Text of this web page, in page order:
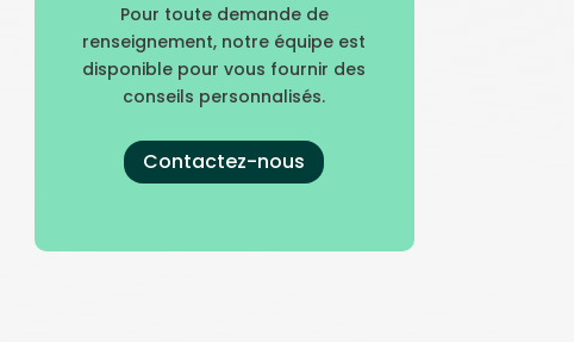
Pour toute demande de
renseignement, notre équipe est
disponible pour vous fournir des
conseils personnalisés.
Contactez-nous